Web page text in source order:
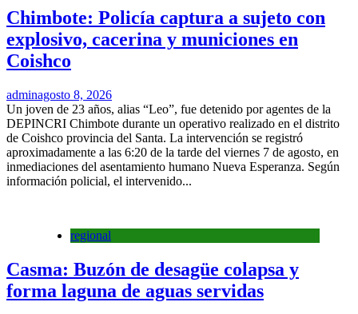
Chimbote: Policía captura a sujeto con
explosivo, cacerina y municiones en
Coishco
adminagosto 8, 2026
Un joven de 23 años, alias “Leo”, fue detenido por agentes de la
DEPINCRI Chimbote durante un operativo realizado en el distrito
de Coishco provincia del Santa. La intervención se registró
aproximadamente a las 6:20 de la tarde del viernes 7 de agosto, en
inmediaciones del asentamiento humano Nueva Esperanza. Según
información policial, el intervenido...
regional
Casma: Buzón de desagüe colapsa y
forma laguna de aguas servidas